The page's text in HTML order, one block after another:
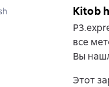
Kitob
все
Вы
Этот